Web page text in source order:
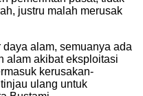
justru malah merusak
alam, semuanya ada
alam akibat eksploitasi
kerusakan-
ulang untuk